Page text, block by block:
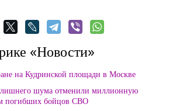
«Новости»
на Кудринской площади в Москве
шума отменили миллионную
погибших бойцов СВО